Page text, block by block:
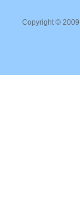
Copyright © 2009